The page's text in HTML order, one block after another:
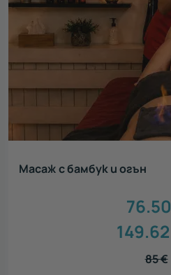
Масаж с бамбук и огън
76.50
149.62
85€